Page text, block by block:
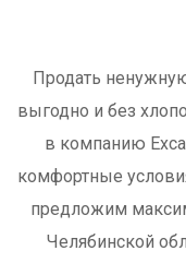
Продать
выгодно и без
в компанию
комфортные
предложим
Челябинской